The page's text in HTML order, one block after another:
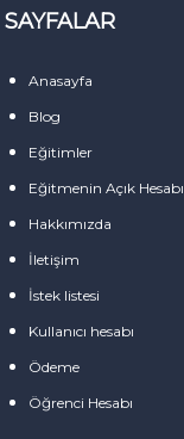
SAYFALAR
Anasayfa
Blog
Eğitimler
Eğitmenin Açık Hesabı
Hakkımızda
İletişim
İstek listesi
Kullanıcı hesabı
Ödeme
Öğrenci Hesabı